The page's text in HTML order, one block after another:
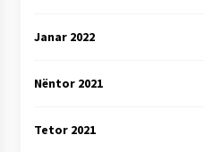
Janar 2022
Nëntor 2021
Tetor 2021